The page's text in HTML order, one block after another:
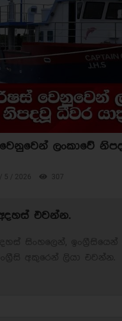
ලංකාවේ
5 / 2026 307
එවන්න.